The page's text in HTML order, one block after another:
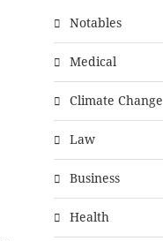
Notables
Medical
Climate Change
Law
Business
Health